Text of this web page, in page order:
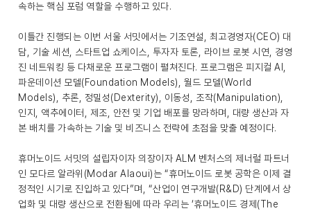
속하는 핵심 포럼 역할을 수행하고 있다.
이틀간 진행되는 이번 서울 서밋에서는 기조연설, 최고경영자(CEO) 대
담, 기술 세션, 스타트업 쇼케이스, 투자자 토론, 라이브 로봇 시연, 경영
진 네트워킹 등 다채로운 프로그램이 펼쳐진다. 프로그램은 피지컬 AI,
파운데이션 모델(Foundation Models), 월드 모델(World
Models), 추론, 정밀성(Dexterity), 이동성, 조작(Manipulation),
인지, 액추에이터, 제조, 안전 및 기업 배포를 망라하며, 대량 생산과 자
본 배치를 가속하는 기술 및 비즈니스 전략에 초점을 맞출 예정이다.
휴머노이드 서밋의 설립자이자 의장이자 ALM 벤처스의 제너럴 파트너
인 모다르 알라위(Modar Alaoui)는 “휴머노이드 로봇 공학은 이제 결
정적인 시기로 진입하고 있다”며, “산업이 연구개발(R&D) 단계에서 상
업화 및 대량 생산으로 전환됨에 따라 우리는 ‘휴머노이드 경제(The